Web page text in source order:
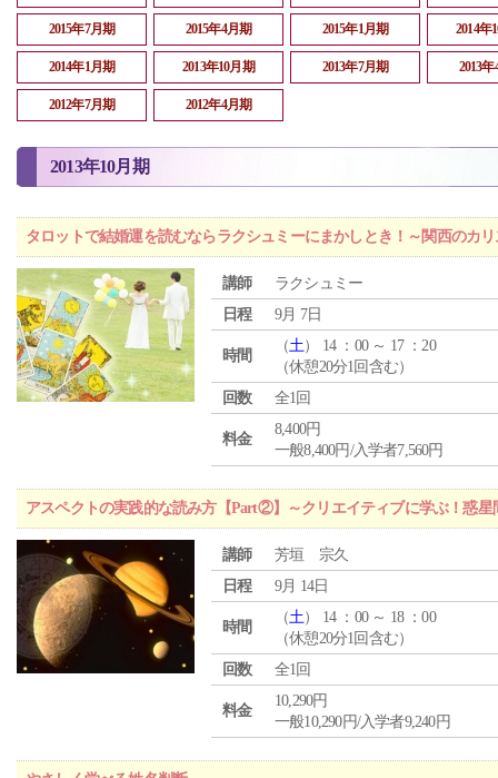
2015年7月期 2015年4月期 2015年1月期 2014年
2014年1月期 2013年10月期 2013年7月期 2013
2012年7月期 2012年4月期
2013年10月期
タロットで結婚運を読むならラクシュミーにまかしとき！～関西のカ
講師
ラクシュミー
日程
9月 7日
時間
（土） 14 ：00 ～ 17 ：20
（休憩20分1回含む）
回数
全1回
料金
8,400円
一般8,400円/入学者7,560円
アスペクトの実践的な読み方【Part②】～クリエイティブに学ぶ！惑
講師
芳垣 宗久
日程
9月 14日
時間
（土） 14 ：00 ～ 18 ：00
（休憩20分1回含む）
回数
全1回
料金
10,290円
一般10,290円/入学者9,240円